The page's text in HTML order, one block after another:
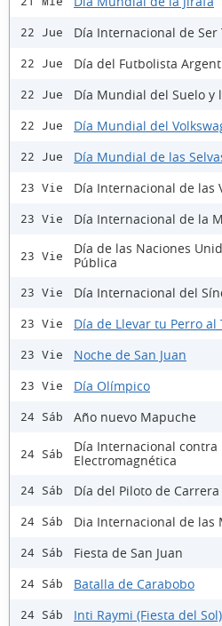
22 Jue Día Internacional de Ser
22 Jue Día del Futbolista
22 Jue Día Mundial del Suelo y
22 Jue Día Mundial del
22 Jue Día Mundial de las
23 Vie Día Internacional de las
23 Vie Día Internacional de la
23 Vie
Día de las Naciones
Pública
23 Vie Día Internacional del
23 Vie Día de Llevar tu Perro al
23 Vie Noche de San Juan
23 Vie Día Olímpico
24 Sáb Año nuevo Mapuche
24 Sáb
Día Internacional contra
Electromagnética
24 Sáb Día del Piloto de Carrera
24 Sáb Dia Internacional de las
24 Sáb Fiesta de San Juan
24 Sáb Batalla de Carabobo
24 Sáb Inti Raymi (Fiesta del Sol)